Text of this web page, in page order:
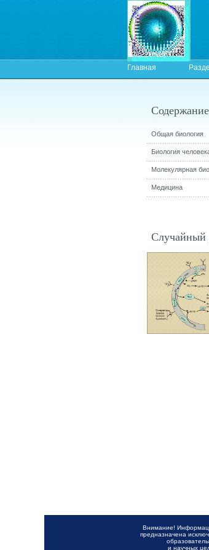
Главная
Содержание
Общая биология
Биология
Молекулярная
Медицина
Случайный
Внимание!
предназначена
и научных